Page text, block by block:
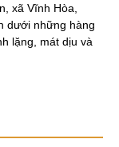
xã Vĩnh Hòa,
dưới những hàng
lặng, mát dịu và